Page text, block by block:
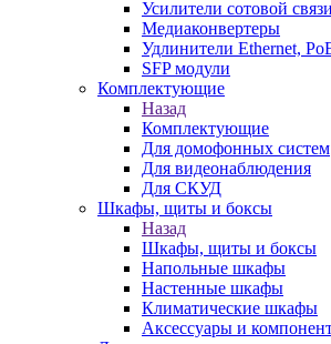
Усилители сотовой
Медиаконвертеры
Удлинители Ethernet,
SFP модули
Комплектующие
Назад
Комплектующие
Для домофонных систем
Для видеонаблюдения
Для СКУД
Шкафы, щиты и боксы
Назад
Шкафы, щиты и боксы
Напольные шкафы
Настенные шкафы
Климатические шкафы
Аксессуары и